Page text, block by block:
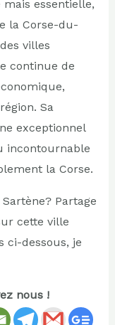
essentielle,
la Corse-du-
villes
continue de
Sa
exceptionnel
incontournable
la Corse.
Partage
cette ville
ci-dessous, je
nous !